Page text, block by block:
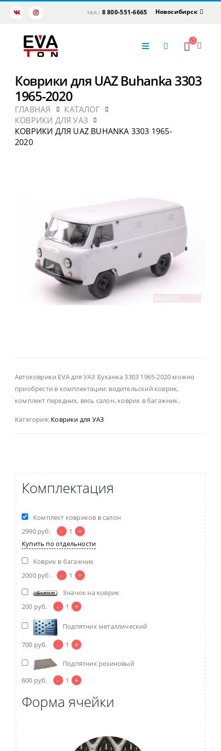
тел.: 8 800-551-6665 Новосибирск
Коврики для UAZ Buhanka 3303
1965-2020
ГЛАВНАЯ
КАТАЛОГ
КОВРИКИ ДЛЯ УАЗ
КОВРИКИ ДЛЯ UAZ BUHANKA 3303 1965-
2020
Автоковрики EVA для УАЗ Буханка 3303 1965-2020 можно
приобрести в комплектации: водительский коврик,
комплект передних, весь салон, коврик в багажник.
Категория: Коврики для УАЗ
Комплектация
Комплект ковриков в салон
2990 руб. - 1 +
Купить по отдельности
Коврик в багажник
2000 руб. - 1 +
Значок на коврик
200 руб. - 1 +
Подпятник металлический
700 руб. - 1 +
Подпятник резиновый
600 руб. - 1 +
Форма ячейки